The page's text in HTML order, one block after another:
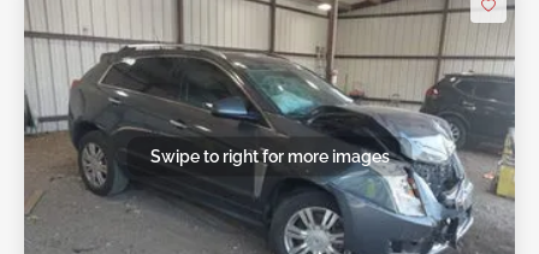
Swipe to right for more images